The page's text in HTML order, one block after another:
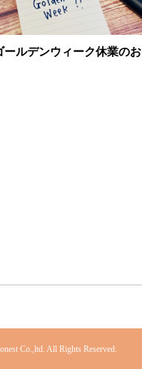
ールデンウィーク休業のお
Co.,ltd. All Rights Reserved.